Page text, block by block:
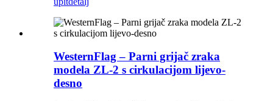
WesternFlag – Parni grijač zraka
modela ZL-2 s cirkulacijom lijevo-
desno